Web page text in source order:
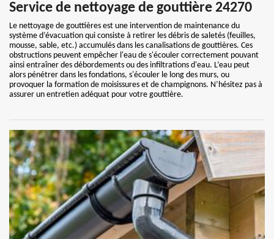
Service de nettoyage de gouttière 24270
Le nettoyage de gouttières est une intervention de maintenance du
système d’évacuation qui consiste à retirer les débris de saletés (feuilles,
mousse, sable, etc.) accumulés dans les canalisations de gouttières. Ces
obstructions peuvent empêcher l'eau de s'écouler correctement pouvant
ainsi entraîner des débordements ou des infiltrations d'eau. L’eau peut
alors pénétrer dans les fondations, s'écouler le long des murs, ou
provoquer la formation de moisissures et de champignons. N’hésitez pas à
assurer un entretien adéquat pour votre gouttière.